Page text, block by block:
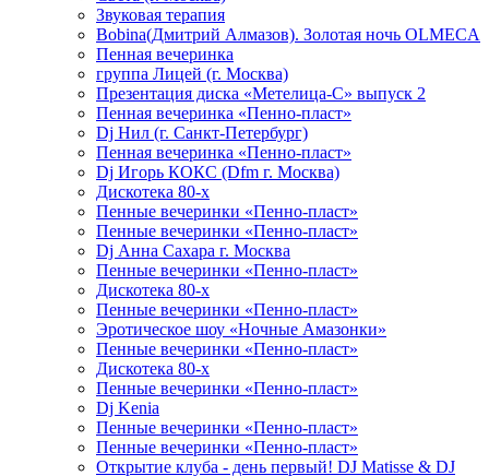
Звуковая терапия
Bobina(Дмитрий Алмазов). Золотая ночь OLMECA
Пенная вечеринка
группа Лицей (г. Москва)
Презентация диска «Метелица-С» выпуск 2
Пенная вечеринка «Пенно-пласт»
Dj Нил (г. Санкт-Петербург)
Пенная вечеринка «Пенно-пласт»
Dj Игорь КОКС (Dfm г. Москва)
Дискотека 80-х
Пенные вечеринки «Пенно-пласт»
Пенные вечеринки «Пенно-пласт»
Dj Анна Сахара г. Москва
Пенные вечеринки «Пенно-пласт»
Дискотека 80-х
Пенные вечеринки «Пенно-пласт»
Эротическое шоу «Ночные Амазонки»
Пенные вечеринки «Пенно-пласт»
Дискотека 80-х
Пенные вечеринки «Пенно-пласт»
Dj Kenia
Пенные вечеринки «Пенно-пласт»
Пенные вечеринки «Пенно-пласт»
Открытие клуба - день первый! DJ Matisse & DJ